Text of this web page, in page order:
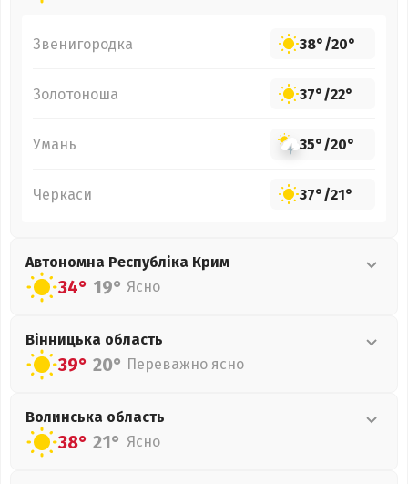
Звенигородка 38°/20°
Золотоноша 37°/22°
Умань 35°/20°
Черкаси 37°/21°
Автономна Республіка Крим
34° 19° Ясно
Вінницька область
39° 20° Переважно ясно
Волинська область
38° 21° Ясно